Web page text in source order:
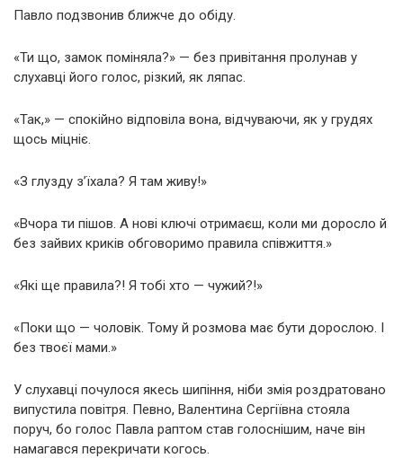
Павло подзвонив ближче до обіду.
«Ти що, замок поміняла?» — без привітання пролунав у
слухавці його голос, різкий, як ляпас.
«Так,» — спокійно відповіла вона, відчуваючи, як у грудях
щось міцніє.
«З глузду з’їхала? Я там живу!»
«Вчора ти пішов. А нові ключі отримаєш, коли ми доросло й
без зайвих криків обговоримо правила співжиття.»
«Які ще правила?! Я тобі хто — чужий?!»
«Поки що — чоловік. Тому й розмова має бути дорослою. І
без твоєї мами.»
У слухавці почулося якесь шипіння, ніби змія роздратовано
випустила повітря. Певно, Валентина Сергіївна стояла
поруч, бо голос Павла раптом став голоснішим, наче він
намагався перекричати когось.